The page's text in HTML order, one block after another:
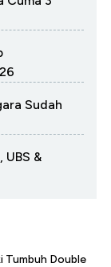
Sudah
UBS &
Tumbuh Double